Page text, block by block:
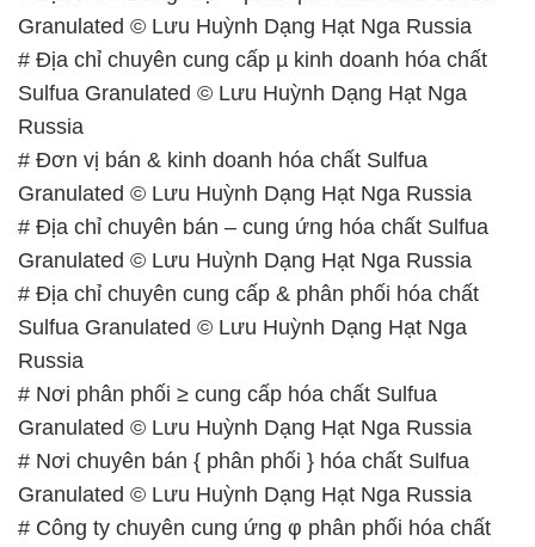
Granulated © Lưu Huỳnh Dạng Hạt Nga Russia
# Địa chỉ chuyên cung cấp µ kinh doanh hóa chất
Sulfua Granulated © Lưu Huỳnh Dạng Hạt Nga
Russia
# Đơn vị bán & kinh doanh hóa chất Sulfua
Granulated © Lưu Huỳnh Dạng Hạt Nga Russia
# Địa chỉ chuyên bán – cung ứng hóa chất Sulfua
Granulated © Lưu Huỳnh Dạng Hạt Nga Russia
# Địa chỉ chuyên cung cấp & phân phối hóa chất
Sulfua Granulated © Lưu Huỳnh Dạng Hạt Nga
Russia
# Nơi phân phối ≥ cung cấp hóa chất Sulfua
Granulated © Lưu Huỳnh Dạng Hạt Nga Russia
# Nơi chuyên bán { phân phối } hóa chất Sulfua
Granulated © Lưu Huỳnh Dạng Hạt Nga Russia
# Công ty chuyên cung ứng φ phân phối hóa chất